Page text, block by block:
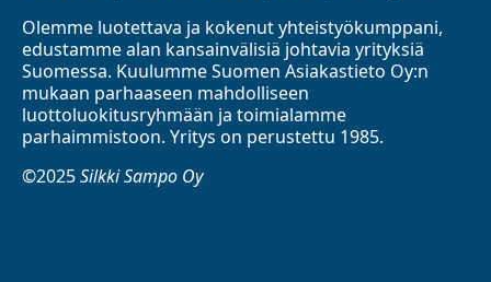
Olemme luotettava ja kokenut yhteistyökumppani,
edustamme alan kansainvälisiä johtavia yrityksiä
Suomessa. Kuulumme Suomen Asiakastieto Oy:n
mukaan parhaaseen mahdolliseen
luottoluokitusryhmään ja toimialamme
parhaimmistoon. Yritys on perustettu 1985.
©2025Silkki Sampo Oy